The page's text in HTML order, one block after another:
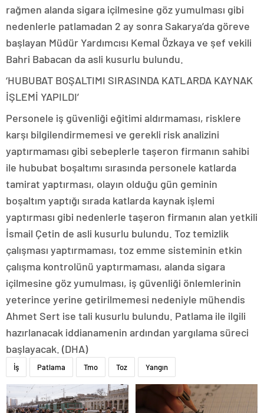
rağmen alanda sigara içilmesine göz yumulması gibi
nedenlerle patlamadan 2 ay sonra Sakarya’da göreve
başlayan Müdür Yardımcısı Kemal Özkaya ve şef vekili
Bahri Babacan da asli kusurlu bulundu.
‘HUBUBAT BOŞALTIMI SIRASINDA KATLARDA KAYNAK
İŞLEMİ YAPILDI’
Personele iş güvenliği eğitimi aldırmaması, risklere
karşı bilgilendirmemesi ve gerekli risk analizini
yaptırmaması gibi sebeplerle taşeron firmanın sahibi
ile hububat boşaltımı sırasında personele katlarda
tamirat yaptırması, olayın olduğu gün geminin
boşaltım yaptığı sırada katlarda kaynak işlemi
yaptırması gibi nedenlerle taşeron firmanın alan yetkili
İsmail Çetin de asli kusurlu bulundu. Toz temizlik
çalışması yaptırmaması, toz emme sisteminin etkin
çalışma kontrolünü yaptırmaması, alanda sigara
içilmesine göz yumulması, iş güvenliği önlemlerinin
yeterince yerine getirilmemesi nedeniyle mühendis
Ahmet Sert ise tali kusurlu bulundu. Patlama ile ilgili
hazırlanacak iddianamenin ardından yargılama süreci
başlayacak. (DHA)
İş Patlama Tmo Toz Yangın